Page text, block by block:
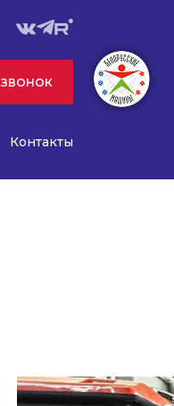
ЗВОНОК
Контакты